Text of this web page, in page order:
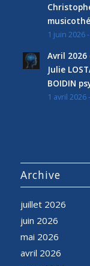
1 juin 2026
Avril
Julie
BOIDIN
1 avril 2026
Archive
juillet 2026
juin 2026
mai 2026
avril 2026